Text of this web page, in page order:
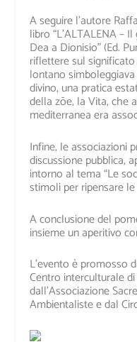
A seguire l’autore
libro“L’ALTALENA –
Dea a Dionisio”(Ed.
riflettere sul
lontano
divino, una pratica
della zōe, la Vita, che
mediterranea era
Infine, le associazioni
discussione pubblica,
intorno al tema“Le
stimoli per ripensare
A conclusione del
insieme unaperitivo
L’evento è promosso
Centro interculturale
dall’Associazione
Ambientaliste e dal